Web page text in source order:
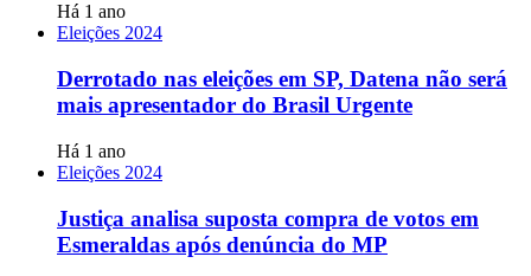
Há 1 ano
Eleições 2024
Derrotado nas eleições em SP, Datena não será
mais apresentador do Brasil Urgente
Há 1 ano
Eleições 2024
Justiça analisa suposta compra de votos em
Esmeraldas após denúncia do MP